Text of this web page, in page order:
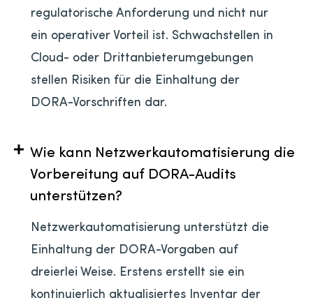
regulatorische Anforderung und nicht nur
ein operativer Vorteil ist. Schwachstellen in
Cloud- oder Drittanbieterumgebungen
stellen Risiken für die Einhaltung der
DORA-Vorschriften dar.
Wie kann Netzwerkautomatisierung die
Vorbereitung auf DORA-Audits
unterstützen?
Netzwerkautomatisierung unterstützt die
Einhaltung der DORA-Vorgaben auf
dreierlei Weise. Erstens erstellt sie ein
kontinuierlich aktualisiertes Inventar der